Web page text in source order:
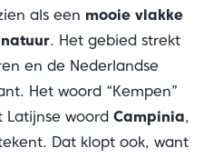
als een mooie vlakke
. Het gebied strekt
en de Nederlandse
Het woord “Kempen”
woord Campinia,
Dat klopt ook, want